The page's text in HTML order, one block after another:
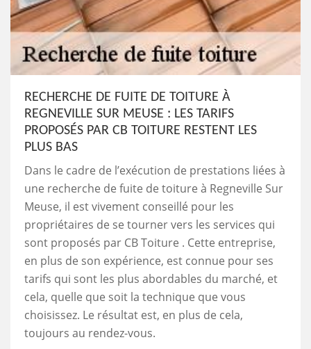
RECHERCHE DE FUITE DE TOITURE À
REGNEVILLE SUR MEUSE : LES TARIFS
PROPOSÉS PAR CB TOITURE RESTENT LES
PLUS BAS
Dans le cadre de l’exécution de prestations liées à
une recherche de fuite de toiture à Regneville Sur
Meuse, il est vivement conseillé pour les
propriétaires de se tourner vers les services qui
sont proposés par CB Toiture . Cette entreprise,
en plus de son expérience, est connue pour ses
tarifs qui sont les plus abordables du marché, et
cela, quelle que soit la technique que vous
choisissez. Le résultat est, en plus de cela,
toujours au rendez-vous.